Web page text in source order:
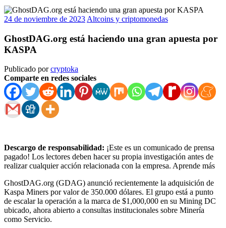
24 de noviembre de 2023 Altcoins y criptomonedas
GhostDAG.org está haciendo una gran apuesta por
KASPA
Publicado porcryptoka
Comparte en redes sociales
Descargo de responsabilidad: ¡Este es un comunicado de prensa
pagado! Los lectores deben hacer su propia investigación antes de
realizar cualquier acción relacionada con la empresa. Aprende más
GhostDAG.org (GDAG) anunció recientemente la adquisición de
Kaspa Miners por valor de 350.000 dólares. El grupo está a punto
de escalar la operación a la marca de $1,000,000 en su Mining DC
ubicado, ahora abierto a consultas institucionales sobre Minería
como Servicio.